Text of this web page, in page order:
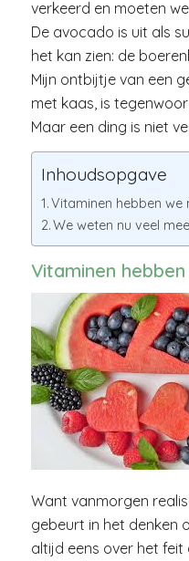
verkeerd en moeten
De avocado is uit als
het kan zien: de
Mijn ontbijtje van een
met kaas, is
Maar een ding is niet
Inhoudsopgave
Vitaminen hebben we
We weten nu veel
Vitaminen
Want vanmorgen
gebeurt in het denken
altijd eens over het